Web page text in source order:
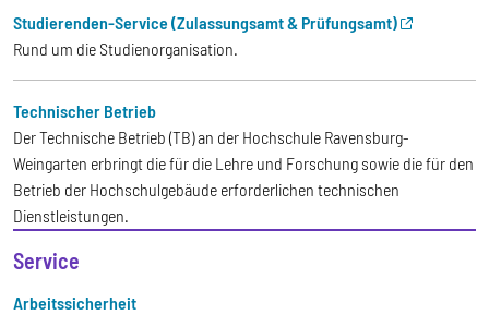
Studierenden-Service (Zulassungsamt & Prüfungsamt)
Rund um die Studienorganisation.
Technischer Betrieb
Der Technische Betrieb (TB) an der Hochschule Ravensburg-
Weingarten erbringt die für die Lehre und Forschung sowie die für den
Betrieb der Hochschulgebäude erforderlichen technischen
Dienstleistungen.
Service
Arbeitssicherheit